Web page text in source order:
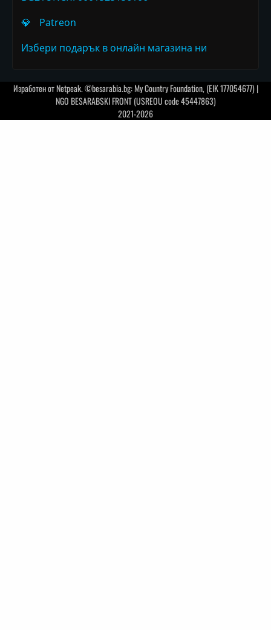
💎
Patreon
Избери подарък в онлайн магазина ни
Изработен отNetpeak. ©besarabia.bg: My Country Foundation, (EIK 177054677) |
NGO BESARABSKI FRONT (USREOU code 45447863)
2021-2026